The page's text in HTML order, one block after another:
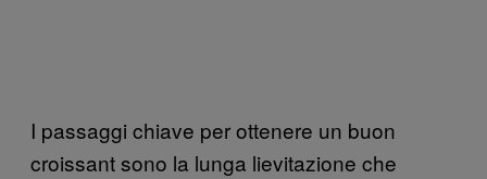
I passaggi chiave per ottenere un buon
croissant sono la lunga lievitazione che